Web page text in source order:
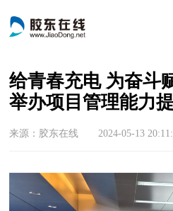
给青春充电 为奋斗
举办项目管理能力
来源：胶东在线 2024-05-13